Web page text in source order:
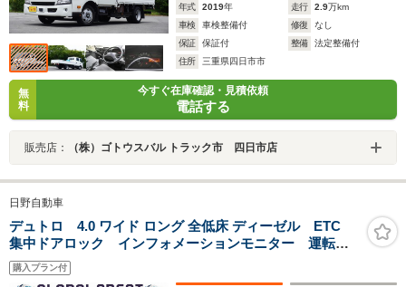
年式 2019年 走行 2.9万km
車検
車検整備付 修復
なし
保証
保証付 整備
法定整備付
住所
三重県四日市市
無
料
今すぐ在庫確認・見積依頼
電話する
販売店： （株）ゴトウスバル トラック市 四日市店
日野自動車
デュトロ 4.0 ワイド ロング 全低床 ディーゼル ETC
集中ドアロック インフォメーションモニター 運転席
エアバック ABS センターコンソール オーバーヘッ
ドシェルフ ECOモード
購入プラン付